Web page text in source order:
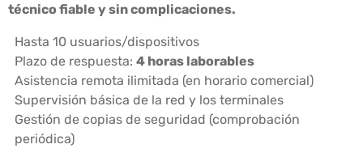
técnico fiable y sin complicaciones.
Hasta 10 usuarios/dispositivos
Plazo de respuesta: 4 horas laborables
Asistencia remota ilimitada (en horario comercial)
Supervisión básica de la red y los terminales
Gestión de copias de seguridad (comprobación
periódica)